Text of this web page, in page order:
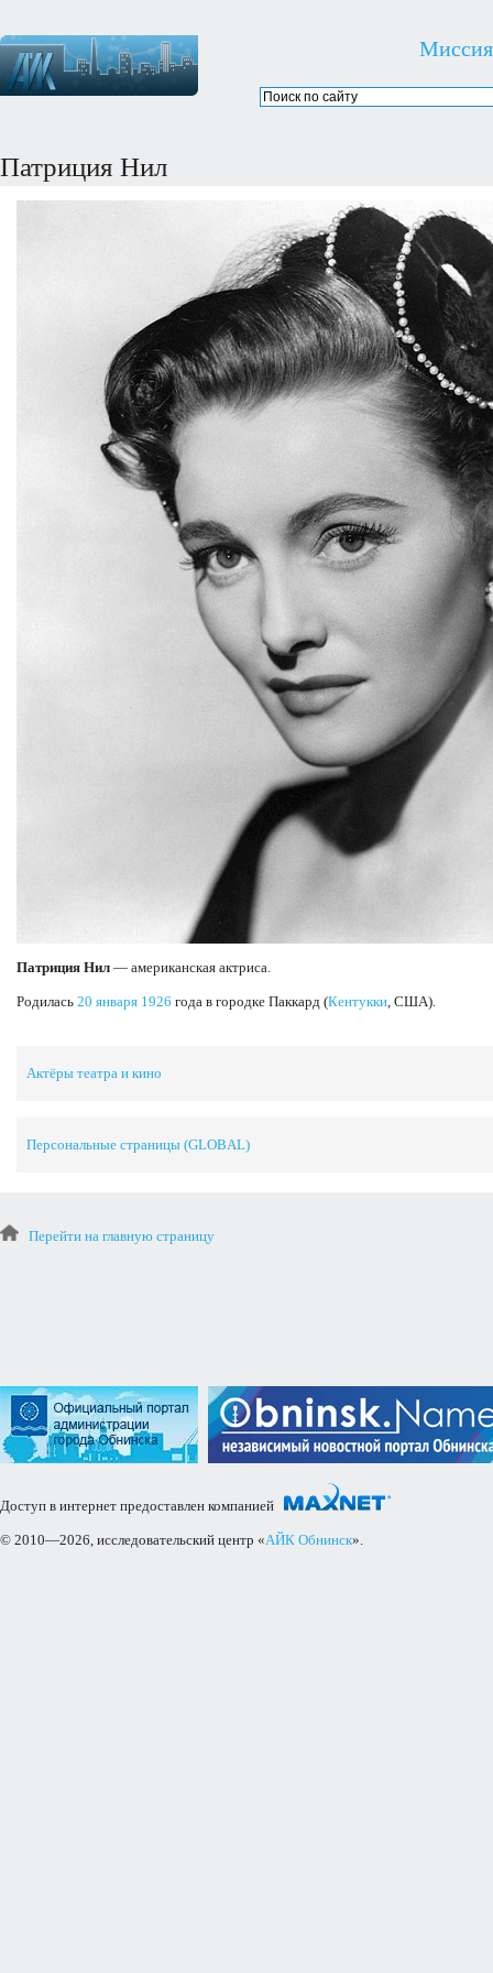
Миссия
Патриция Нил
Патриция Нил — американская актриса.
Родилась 20 января 1926 года в городке Паккард (Кентукки, США).
Актёры театра и кино
Персональные страницы (GLOBAL)
Перейти на главную страницу
Доступ в интернет предоставлен компанией
© 2010—2026, исследовательский центр «АЙК Обнинск».